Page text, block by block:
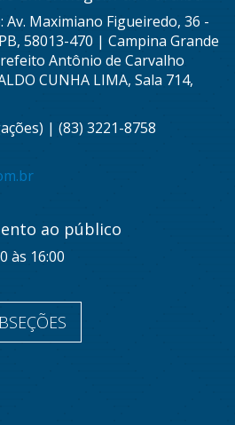
Av. Maximiano Figueiredo, 36 -
58013-470 | Campina Grande
Antônio de Carvalho
CUNHA LIMA, Sala 714,
| (83) 3221-8758
ao público
às 16:00